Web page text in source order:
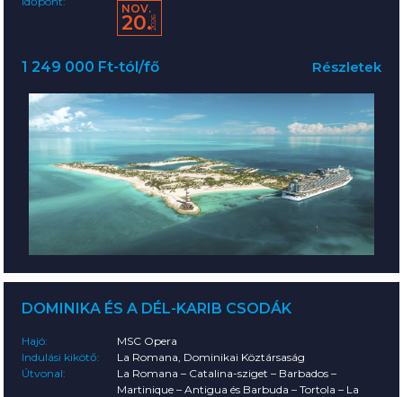
2026
NOV.
20.
1 249 000 Ft-tól/fő Részletek
DOMINIKA ÉS A DÉL-KARIB CSODÁK
Hajó:
MSC Opera
Indulási kikötő:
La Romana, Dominikai Köztársaság
Útvonal:
La Romana – Catalina-sziget – Barbados –
Martinique – Antigua és Barbuda – Tortola – La